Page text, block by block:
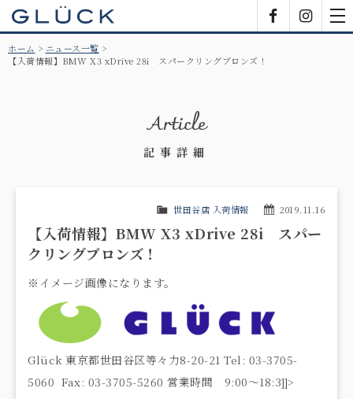
ホーム
ニュース一覧
【入荷情報】BMW X3 xDrive 28i スパークリングブロンズ！
Article
記事詳細
2019.11.16
世田谷店 入荷情報
【入荷情報】BMW X3 xDrive 28i スパー
クリングブロンズ！
※イメージ画像になります。
Glück 東京都世田谷区等々力8-20-21 Tel: 03-3705-
5060 Fax: 03-3705-5260 営業時間 9:00〜18:3]]>